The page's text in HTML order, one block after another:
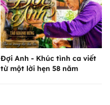
Đợi Anh - Khúc tình ca viết
từ một lời hẹn 58 năm